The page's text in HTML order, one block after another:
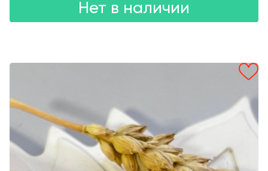
Нет в наличии